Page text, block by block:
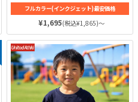
フルカラー(インクジェット)最安価格
¥1,695(税込¥1,865)～